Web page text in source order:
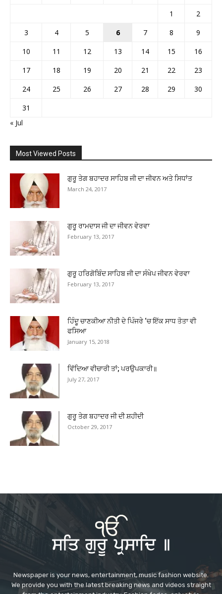
1
2
3
4 5 6 7 8
9
10
11 12 13 14 15
16
17
18 19 20 21 22
23
24
25 26 27 28 29
30
31
« Jul
Most Viewed Posts
ਗੁਰੂ ਤੇਗ ਬਹਾਦਰ ਸਾਹਿਬ ਜੀ ਦਾ ਜੀਵਨ ਅਤੇ ਸਿਧਾਂਤ
March 24, 2017
ਗੁਰੂ ਰਾਮਦਾਸ ਜੀ ਦਾ ਜੀਵਨ ਵੇਰਵਾ
February 13, 2017
ਗੁਰੂ ਹਰਿਗੋਬਿੰਦ ਸਾਹਿਬ ਜੀ ਦਾ ਸੰਖੇਪ ਜੀਵਨ ਵੇਰਵਾ
February 13, 2017
ਹਿੰਦੂ ਚਾਣਕੀਆ ਨੀਤੀ ਦੇ ਪਿੰਜਰੇ ‘ਚ ਇੱਕ ਸਾਧ ਤੋਤਾ ਵੀ
ਫਸਿਆ
January 15, 2018
ਵਿੱਦਿਆ ਵੀਚਾਰੀ ਤਾਂ; ਪਰਉਪਕਾਰੀ॥
July 27, 2017
ਗੁਰੂ ਤੇਗ ਬਹਾਦਰ ਜੀ ਦੀ ਸ਼ਹੀਦੀ
October 29, 2017
Newspaper is your news, entertainment, music fashion website.
We provide you with the latest breaking news and videos straight